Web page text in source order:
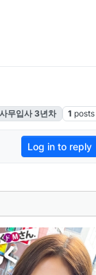
무입사 3년차 1 posts
Log in to reply